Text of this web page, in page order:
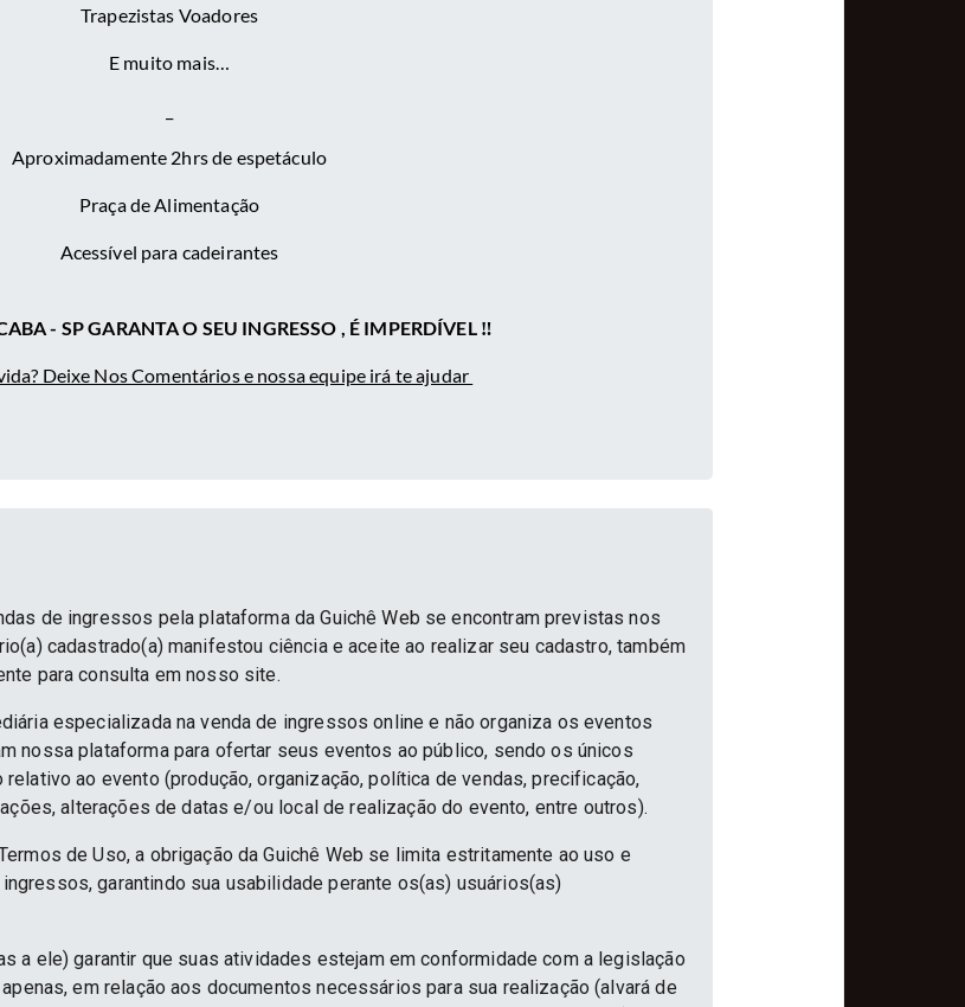
Trapezistas Voadores
E muito mais…
Aproximadamente 2hrs de espetáculo
Praça de Alimentação
Acessível para cadeirantes
- SP GARANTA O SEU INGRESSO , É IMPERDÍVEL ‼️
Deixe Nos Comentários e nossa equipe irá te ajudar
de ingressos pela plataforma da Guichê Web se encontram previstas nos
cadastrado(a) manifestou ciência e aceite ao realizar seu cadastro, também
para consulta em nosso site.
especializada na venda de ingressos online e não organiza os eventos
nossa plataforma para ofertar seus eventos ao público, sendo os únicos
ao evento (produção, organização, política de vendas, precificação,
alterações de datas e/ou local de realização do evento, entre outros).
de Uso, a obrigação da Guichê Web se limita estritamente ao uso e
garantindo sua usabilidade perante os(as) usuários(as)
a ele) garantir que suas atividades estejam em conformidade com a legislação
em relação aos documentos necessários para sua realização (alvará de